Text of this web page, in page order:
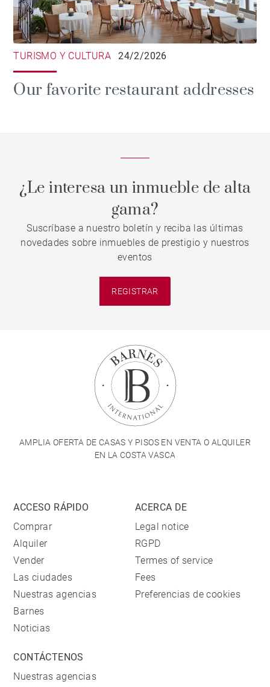
TURISMO Y CULTURA 24/2/2026
Our favorite restaurant addresses
¿Le interesa un inmueble de alta
gama?
Suscríbase a nuestro boletín y reciba las últimas
novedades sobre inmuebles de prestigio y nuestros
eventos
REGISTRAR
AMPLIA OFERTA DE CASAS Y PISOS EN VENTA O ALQUILER
EN LA COSTA VASCA
ACCESO RÁPIDO
Comprar
Alquiler
Vender
Las ciudades
Nuestras agencias
Barnes
Noticias
ACERCA DE
Legal notice
RGPD
Termes of service
Fees
Preferencias de cookies
CONTÁCTENOS
Nuestras agencias